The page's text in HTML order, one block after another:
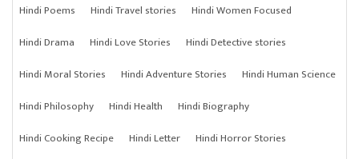
Hindi Poems
Hindi Travel stories
Hindi Women Focused
Hindi Drama
Hindi Love Stories
Hindi Detective stories
Hindi Moral Stories
Hindi Adventure Stories
Hindi Human Science
Hindi Philosophy
Hindi Health
Hindi Biography
Hindi Cooking Recipe
Hindi Letter
Hindi Horror Stories